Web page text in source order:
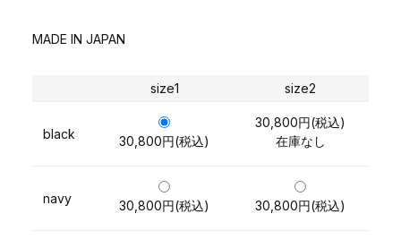
MADE IN JAPAN
size1 size2
black 30,800円(税込)
30,800円(税込)
在庫なし
navy 30,800円(税込) 30,800円(税込)